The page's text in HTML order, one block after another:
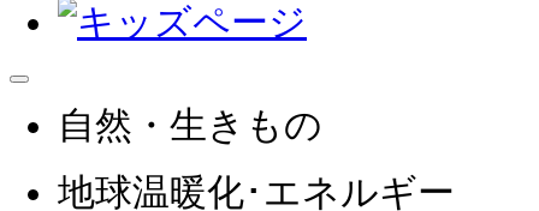
自然・生きもの
地球温暖化･エネルギー